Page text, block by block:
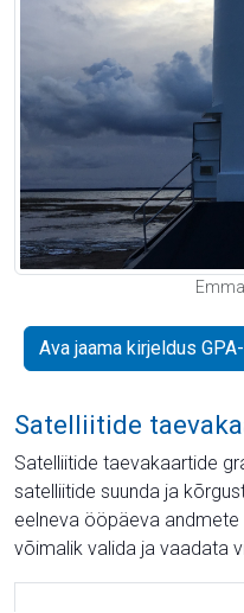
Ava jaama kirjeldus
Satelliitide
Satelliitide taevakaartide
satelliitide suunda ja
eelneva ööpäeva
võimalik valida ja vaadata